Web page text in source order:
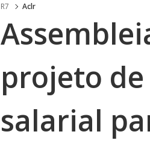
R7 Aclr
projeto
salarial